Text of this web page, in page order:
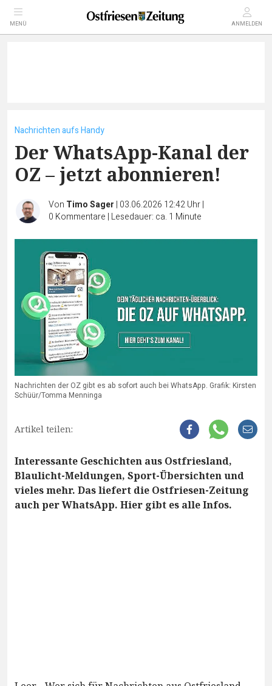
MENÜ ANMELDEN
Nachrichten aufs Handy
Der WhatsApp-Kanal der
OZ – jetzt abonnieren!
Von Timo Sager | 03.06.2026 12:42 Uhr|
0 Kommentare | Lesedauer: ca. 1 Minute
Nachrichten der OZ gibt es ab sofort auch bei WhatsApp. Grafik: Kirsten
Schüür/Tomma Menninga
Artikel teilen:
Interessante Geschichten aus Ostfriesland,
Blaulicht-Meldungen, Sport-Übersichten und
vieles mehr. Das liefert die Ostfriesen-Zeitung
auch per WhatsApp. Hier gibt es alle Infos.